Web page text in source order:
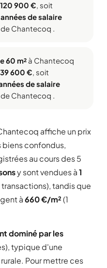
120 900 €, soit
de salaire
Chantecoq .
60 m² à Chantecoq
39 600 €, soit
de salaire
Chantecoq .
affiche un prix
biens confondus,
au cours des 5
y sont vendues à1
tandis que
à660 €/m²(1
dominé par les
typique d'une
Pour mettre ces